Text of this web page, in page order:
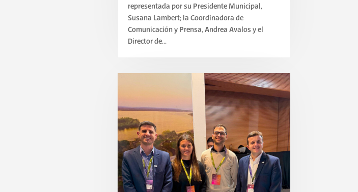
representada por su Presidente Municipal,
Susana Lambert; la Coordinadora de
Comunicación y Prensa, Andrea Avalos y el
Director de...